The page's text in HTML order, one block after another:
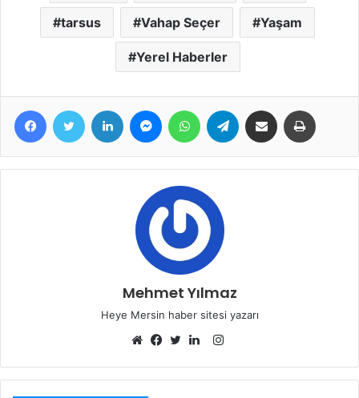
tarsus Vahap Seçer Yaşam
Yerel Haberler
FacebookTwitter LinkedIn MessengerWhatsAppTelegram E-Posta ile paylaş
Mehmet Yılmaz
Heye Mersin haber sitesi yazarı
sitesi
Instagram